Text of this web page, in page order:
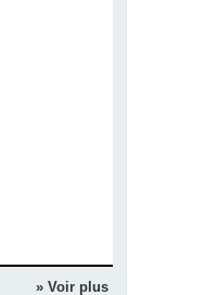
» Voir plus